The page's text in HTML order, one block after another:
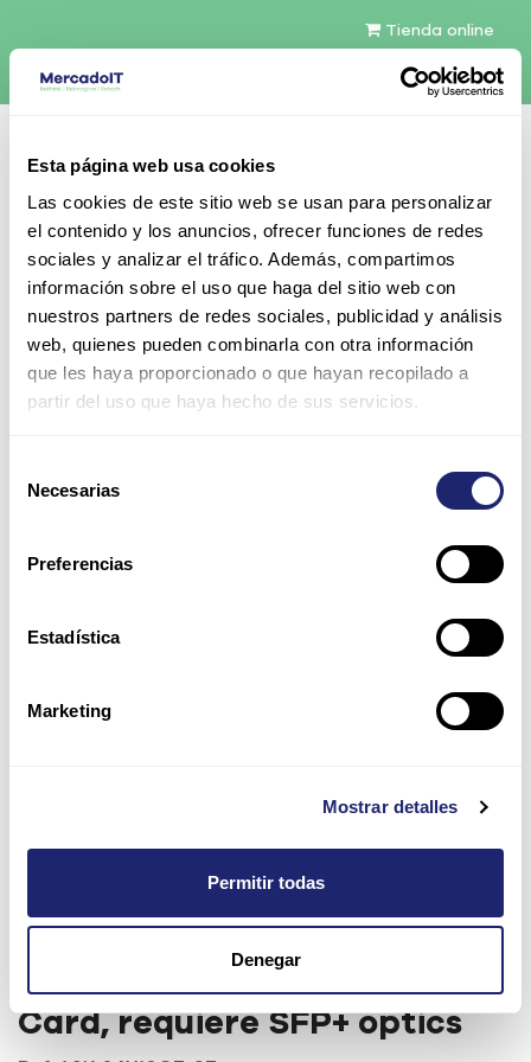
Esta página web usa cookies
Las cookies de este sitio web se usan para personalizar
el contenido y los anuncios, ofrecer funciones de redes
sociales y analizar el tráfico. Además, compartimos
información sobre el uso que haga del sitio web con
nuestros partners de redes sociales, publicidad y análisis
web, quienes pueden combinarla con otra información
que les haya proporcionado o que hayan recopilado a
partir del uso que haya hecho de sus servicios.
Necesarias
Preferencias
Estadística
Marketing
Mostrar detalles
Permitir todas
Denegar
Tienda online
Español
Contáctenos
Todos los productos
Cisco ASR 9000 24-Port 10GE Service Edge
Optimized Line Card, requiere SFP+ optics
Cisco ASR 9000 24-Port 10GE
Service Edge Optimized Line
Card, requiere SFP+ optics